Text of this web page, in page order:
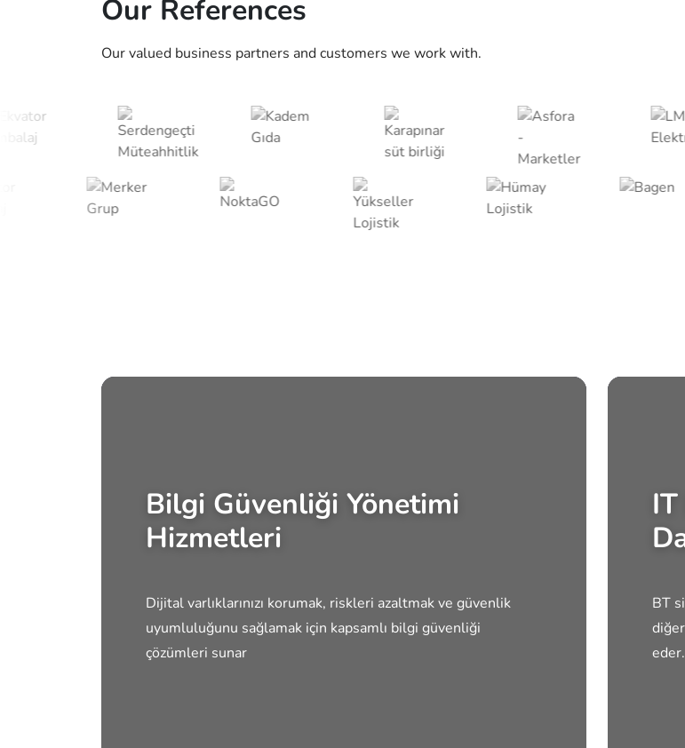
Data Center Solutions
Artificial Intelligence Solutions
Managed IT Services
Our References
Our valued business partners and customers we work with.
Bilgi Güvenliği Yönetimi
Hizmetleri
Dijital varlıklarınızı korumak, riskleri azaltmak ve güvenlik
uyumluluğunu sağlamak için kapsamlı bilgi güvenliği
çözümleri sunar
BT
eder.